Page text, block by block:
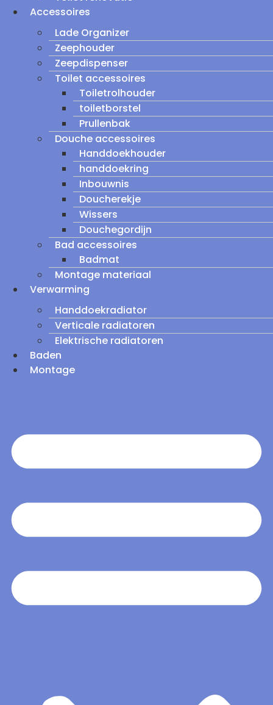
Accessoires
Lade Organizer
Zeephouder
Zeepdispenser
Toilet accessoires
Toiletrolhouder
toiletborstel
Prullenbak
Douche accessoires
Handdoekhouder
handdoekring
Inbouwnis
Doucherekje
Wissers
Douchegordijn
Bad accessoires
Badmat
Montage materiaal
Verwarming
Handdoekradiator
Verticale radiatoren
Elektrische radiatoren
Baden
Montage